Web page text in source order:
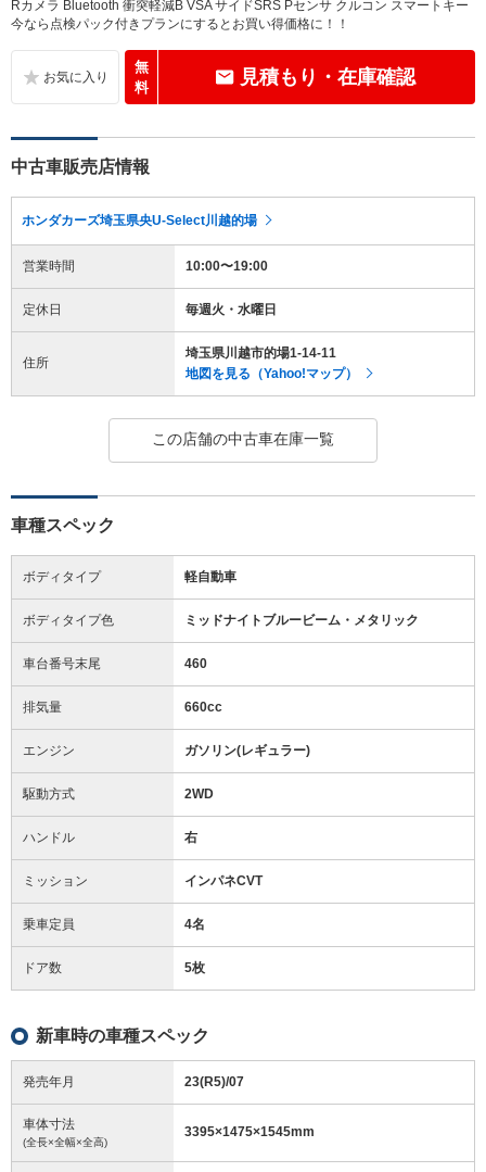
Rカメラ Bluetooth 衝突軽減B VSA サイドSRS Pセンサ クルコン スマートキー
今なら点検パック付きプランにするとお買い得価格に！！
無
料
見積もり・在庫確認
中古車販売店情報
ホンダカーズ埼玉県央U-Select川越的場
営業時間 10:00〜19:00
定休日 毎週火・水曜日
住所
埼玉県川越市的場1-14-11
地図を見る（Yahoo!マップ）
この店舗の中古車在庫一覧
車種スペック
ボディタイプ 軽自動車
ボディタイプ色 ミッドナイトブルービーム・メタリック
車台番号末尾 460
排気量 660cc
エンジン ガソリン(レギュラー)
駆動方式 2WD
ハンドル 右
ミッション インパネCVT
乗車定員 4名
ドア数 5枚
新車時の車種スペック
発売年月 23(R5)/07
車体寸法
(全長×全幅×全高)
3395×1475×1545mm